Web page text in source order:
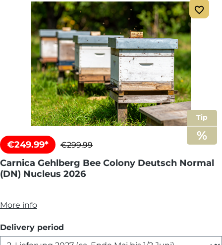
Tip
€249.99* €299.99
Carnica Gehlberg Bee Colony Deutsch Normal
(DN) Nucleus 2026
More info
Select
Delivery period